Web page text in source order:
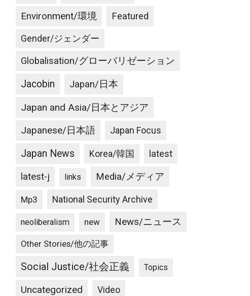
Environment/環境 Featured
Gender/ジェンダー
Globalisation/グローバリゼーション
Jacobin Japan/日本
Japan and Asia/日本とアジア
Japanese/日本語 Japan Focus
Japan News Korea/韓国 latest
latest-j links Media/メディア
Mp3 National Security Archive
neoliberalism new News/ニュース
Other Stories/他の記事
Social Justice/社会正義 Topics
Uncategorized Video